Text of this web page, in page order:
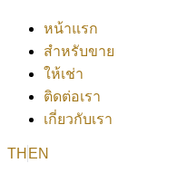
หน้าแรก
สำหรับขาย
ให้เช่า
ติดต่อเรา
เกี่ยวกับเรา
TH EN